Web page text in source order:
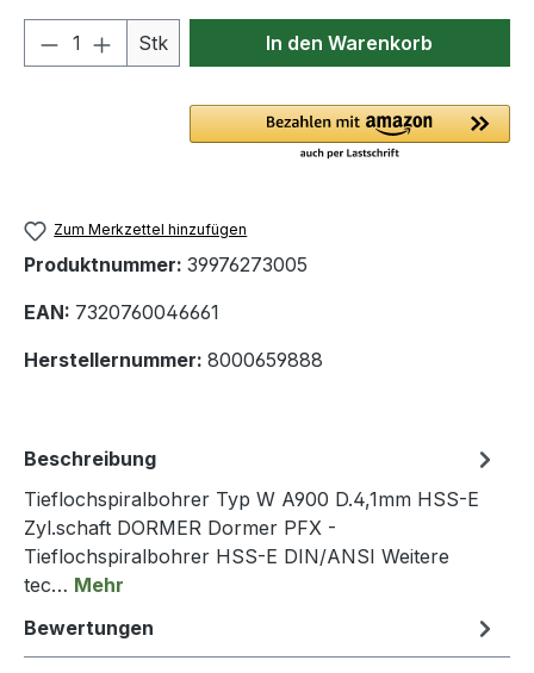
Produkt Anzahl: Gib den
Stk In den Warenkorb
Zum Merkzettel hinzufügen
Produktnummer: 39976273005
EAN: 7320760046661
Herstellernummer: 8000659888
Beschreibung
Tieflochspiralbohrer Typ W A900 D.4,1mm HSS-E
Zyl.schaft DORMER Dormer PFX -
Tieflochspiralbohrer HSS-E DIN/ANSI Weitere
tec… Mehr
Bewertungen